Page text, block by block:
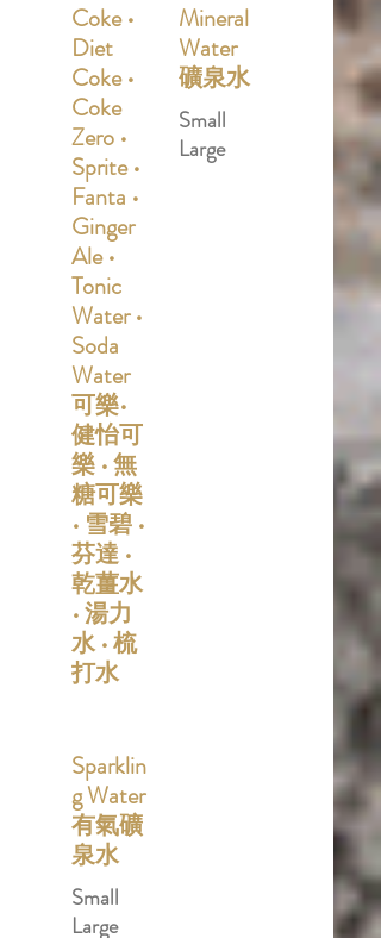
Coke •
Diet
Coke •
Coke
Zero •
Sprite •
Fanta •
Ginger
Ale •
Tonic
Water •
Soda
Water
可樂•
健怡可
樂 • 無
糖可樂
• 雪碧 •
芬達 •
乾薑水
• 湯力
水 • 梳
打水
Mineral
Water
礦泉水
Small
Large
Sparklin
g Water
有氣礦
泉水
Small
Large